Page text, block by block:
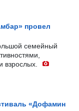
провел
семейный
взрослых.
«Дофамин